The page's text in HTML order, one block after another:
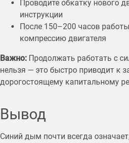
Проводите обкатку нового
инструкции
После 150–200 часов
компрессию двигателя
Важно: Продолжать работать с
нельзя — это быстро приводит к
дорогостоящему капитальному
Вывод
Синий дым почти всегда